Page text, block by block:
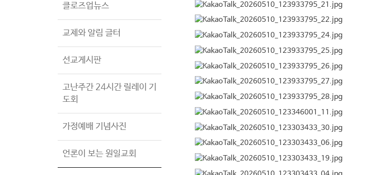
클로즈업뉴스
교제와 알림 글터
선교게시판
고난주간 24시간 릴레이 기
도회
가정예배 기념사진
언론이 보는 원일교회